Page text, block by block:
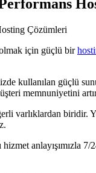
olmak için güçlü bir
kullanılan güçlü
memnuniyetini
varlıklardan biridir.
anlayışımızla 7/